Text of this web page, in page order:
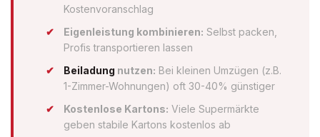
Kostenvoranschlag
Eigenleistung kombinieren: Selbst packen,
Profis transportieren lassen
Beiladung nutzen: Bei kleinen Umzügen (z.B.
1-Zimmer-Wohnungen) oft 30-40% günstiger
Kostenlose Kartons: Viele Supermärkte
geben stabile Kartons kostenlos ab